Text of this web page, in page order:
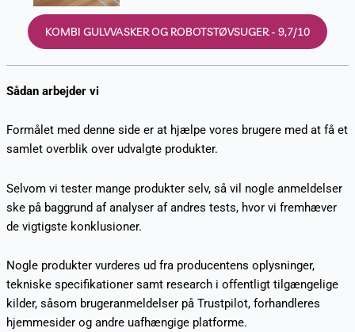
KOMBI GULVVASKER OG ROBOTSTØVSUGER - 9,7/10
Sådan arbejder vi
Formålet med denne side er at hjælpe vores brugere med at få et
samlet overblik over udvalgte produkter.
Selvom vi tester mange produkter selv, så vil nogle anmeldelser
ske på baggrund af analyser af andres tests, hvor vi fremhæver
de vigtigste konklusioner.
Nogle produkter vurderes ud fra producentens oplysninger,
tekniske specifikationer samt research i offentligt tilgængelige
kilder, såsom brugeranmeldelser på Trustpilot, forhandleres
hjemmesider og andre uafhængige platforme.